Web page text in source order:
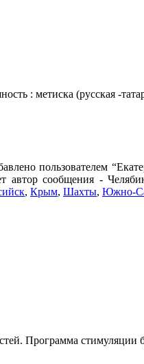
: метиска (русская -
пользователем
сообщения -
, Крым, Шахты, Южно-
Программа стимуляции